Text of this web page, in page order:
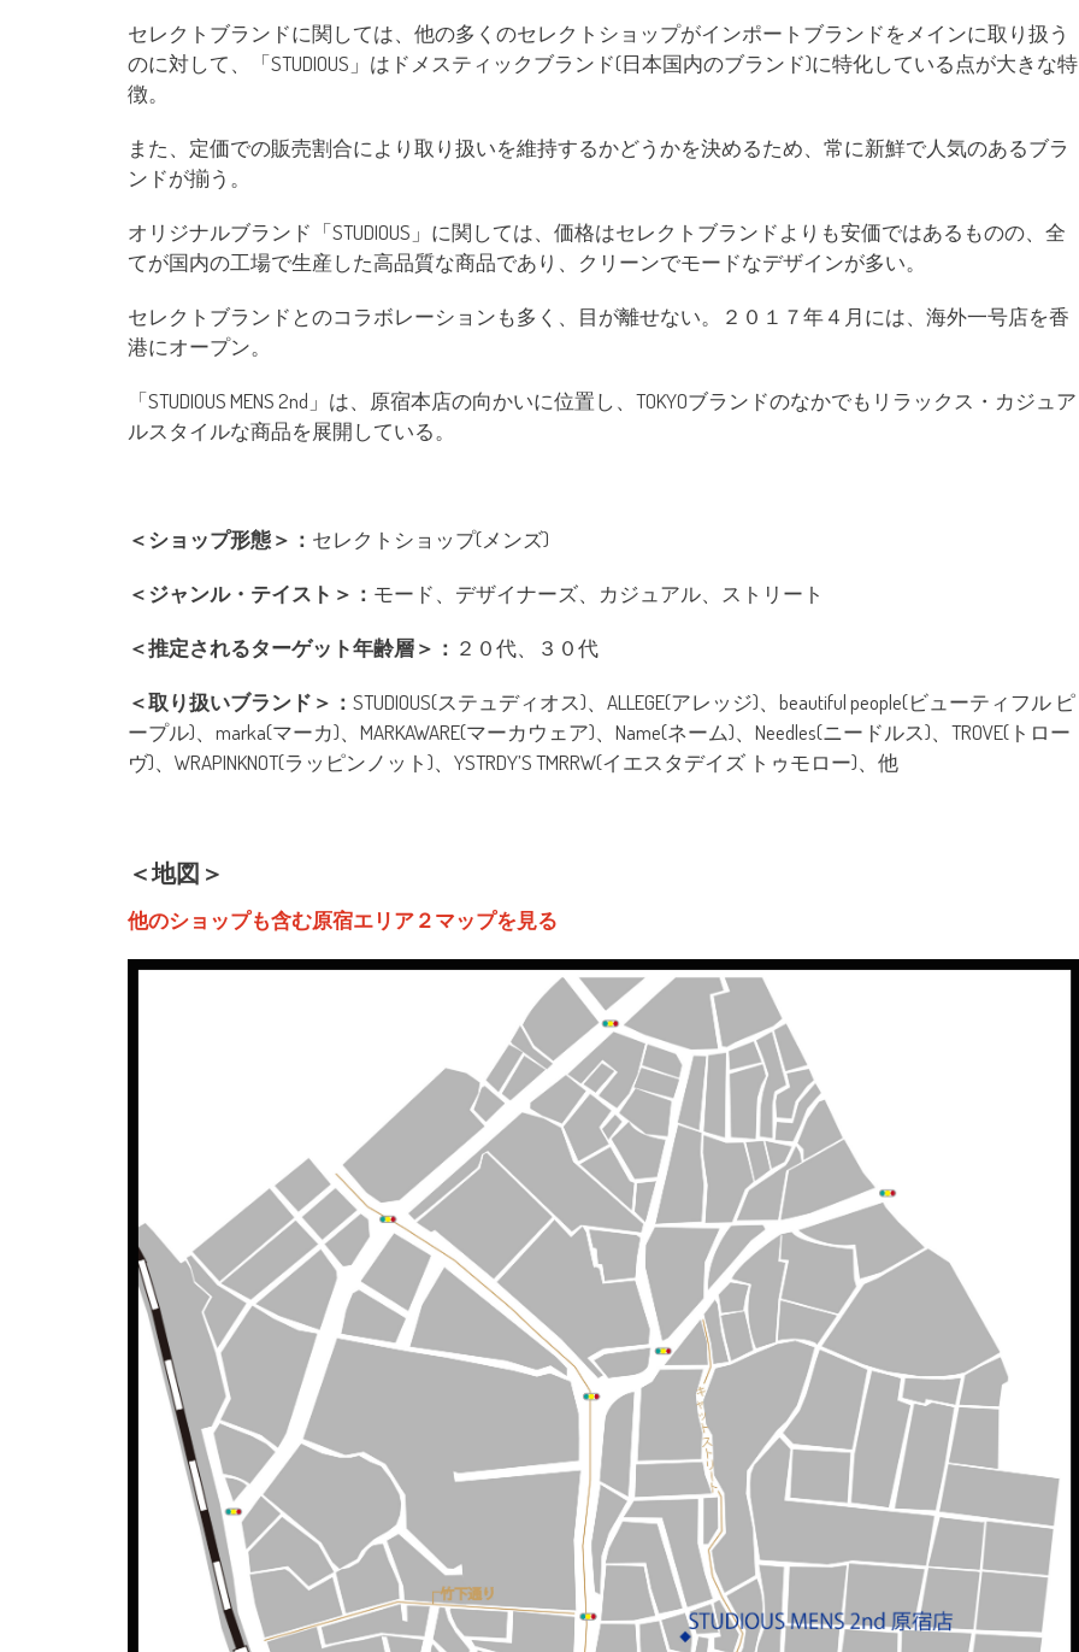
セレクトブランドに関しては、他の多くのセレクトショップがインポートブランドをメインに取り扱う
のに対して、「STUDIOUS」はドメスティックブランド(日本国内のブランド)に特化している点が大きな特
徴。
また、定価での販売割合により取り扱いを維持するかどうかを決めるため、常に新鮮で人気のあるブラ
ンドが揃う。
オリジナルブランド「STUDIOUS」に関しては、価格はセレクトブランドよりも安価ではあるものの、全
てが国内の工場で生産した高品質な商品であり、クリーンでモードなデザインが多い。
セレクトブランドとのコラボレーションも多く、目が離せない。２０１７年４月には、海外一号店を香
港にオープン。
「STUDIOUS MENS 2nd」は、原宿本店の向かいに位置し、TOKYOブランドのなかでもリラックス・カジュア
ルスタイルな商品を展開している。
＜ショップ形態＞： セレクトショップ(メンズ)
＜ジャンル・テイスト＞： モード、デザイナーズ、カジュアル、ストリート
＜推定されるターゲット年齢層＞： ２０代、３０代
＜取り扱いブランド＞： STUDIOUS(ステュディオス)、ALLEGE(アレッジ)、beautiful people(ビューティフル ピ
ープル)、marka(マーカ)、MARKAWARE(マーカウェア)、Name(ネーム)、Needles(ニードルス)、TROVE(トロー
ヴ)、WRAPINKNOT(ラッピンノット)、YSTRDY’S TMRRW(イエスタデイズ トゥモロー)、他
＜地図＞
他のショップも含む原宿エリア２マップを見る